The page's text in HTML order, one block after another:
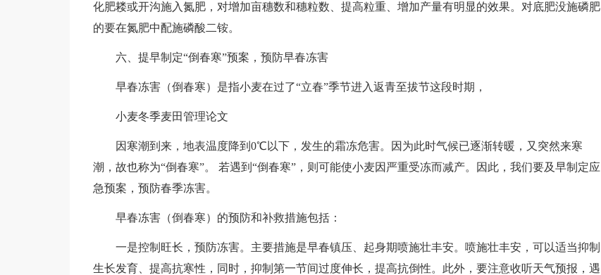
化肥耧或开沟施入氮肥，对增加亩穗数和穗粒数、提高粒重、增加产量有明显的效果。对底肥没施磷肥
的要在氮肥中配施磷酸二铵。
六、提早制定“倒春寒”预案，预防早春冻害
早春冻害（倒春寒）是指小麦在过了“立春”季节进入返青至拔节这段时期，
小麦冬季麦田管理论文
因寒潮到来，地表温度降到0℃以下，发生的霜冻危害。因为此时气候已逐渐转暖，又突然来寒
潮，故也称为“倒春寒”。 若遇到“倒春寒”，则可能使小麦因严重受冻而减产。因此，我们要及早制定应
急预案，预防春季冻害。
早春冻害（倒春寒）的预防和补救措施包括：
一是控制旺长，预防冻害。主要措施是早春镇压、起身期喷施壮丰安。喷施壮丰安，可以适当抑制
生长发育、提高抗寒性，同时，抑制第一节间过度伸长，提高抗倒性。此外，要注意收听天气预报，遇